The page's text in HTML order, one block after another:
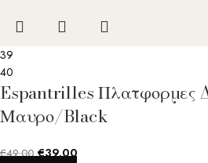
39
40
Espantrilles Πλατφορμες
Μαυρο/Black
€49.00 €39.00